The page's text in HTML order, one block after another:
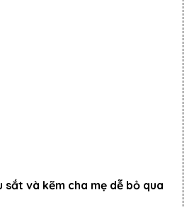
sắt và kẽm cha mẹ dễ bỏ qua